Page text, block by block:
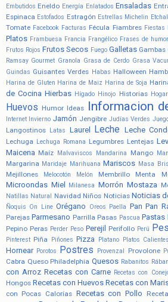
Embutidos Eneldo Energía Enlatados Ensaladas
Espinaca Estofados Estragón Estrellas Michelin
Tomate Facebook Facturas Fécula Fiambres Fiestas
Platos Frambuesa Francia Frangélico Frases de humor
Frutos Rojos Frutos Secos Fuego Galletas Gambas
Ramsay Gourmet Granola Grasa de Cerdo Grasa
Guindas Guisantes Verdes Habas Halloween
Harina de Gluten Harina de Maiz Harina de Soja
de Cocina Hierbas Hígado Hinojo Historias Hogar
Huevos Humor Ideas Informacion
Internet Invierno Jamón Jengibre Judías Verdes
Langostinos Latas Laurel Leche Leche
Lechuga Lechuga Romana Legumbres Lentejas
Maicena Maíz Malvaviscos Mandarina Mango
Margarina Maridaje Marihuana Mariscos Masa
Mejillones Melocotón Melón Membrillo Menta
Microondas Miel Milanesa Morrón Mostaza
Natillas Natural Navidad Niños Noticias Noticias
Ñoquis On Line Orégano Oreos Paella Pan Pan
Parejas Parmesano Parrilla Pasas Pascua Pastas
Pepino Peras Perder Peso Perejil Perifollo Perú
Pinterest Piña Piñones Pizza Platano Platos Calientes
Hornear Porotos Postres Provenzal Provolone
Cabra Queso Philadelphia Quesos Rabanitos
con Arroz Recetas con Carne Recetas con
Hongos Recetas con Huevos Recetas con
con Pocas Calorías Recetas con Pollo